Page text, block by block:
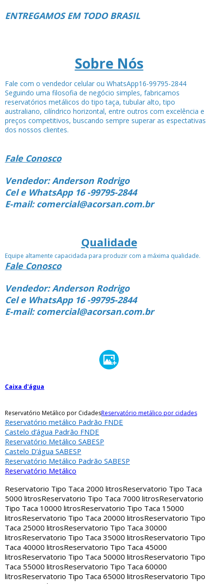
ENTREGAMOS EM TODO BRASIL
Sobre Nós
Fale com o vendedor celular ou WhatsApp16-99795-2844
Seguindo uma filosofia de negócio simples, fabricamos
reservatórios metálicos do tipo taça, tubular alto, tipo
australiano, cilíndrico horizontal, entre outros com excelência e
preços competitivos, buscando sempre superar as espectativas
dos nossos clientes.
Fale Conosco
Vendedor: Anderson Rodrigo
Cel e WhatsApp 16 -99795-2844
E-mail: comercial@acorsan.com.br
Qualidade
Equipe altamente capacidada para produzir com a máxima qualidade.
Fale Conosco
Vendedor: Anderson Rodrigo
Cel e WhatsApp 16 -99795-2844
E-mail: comercial@acorsan.com.br
Caixa d'água
Reservatório Metálico por CidadesReservatório metálico por cidades
Reservatório metálico Padrão FNDE
Castelo d’água Padrão FNDE
Reservatório Metálico SABESP
Castelo D’água SABESP
Reservatório Metálico Padrão SABESP
Reservatório Metálico
Reservatorio Tipo Taca 2000 litrosReservatorio Tipo Taca
5000 litrosReservatorio Tipo Taca 7000 litrosReservatorio
Tipo Taca 10000 litrosReservatorio Tipo Taca 15000
litrosReservatorio Tipo Taca 20000 litrosReservatorio Tipo
Taca 25000 litrosReservatorio Tipo Taca 30000
litrosReservatorio Tipo Taca 35000 litrosReservatorio Tipo
Taca 40000 litrosReservatorio Tipo Taca 45000
litrosReservatorio Tipo Taca 50000 litrosReservatorio Tipo
Taca 55000 litrosReservatorio Tipo Taca 60000
litrosReservatorio Tipo Taca 65000 litrosReservatorio Tipo